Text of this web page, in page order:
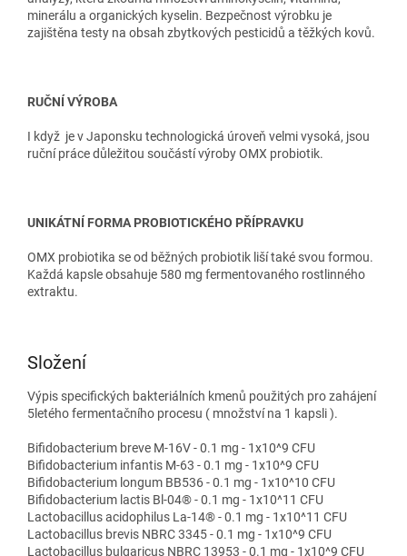
minerálu a organických kyselin. Bezpečnost výrobku je
zajištěna testy na obsah zbytkových pesticidů a těžkých kovů.
RUČNÍ VÝROBA
I když je v Japonsku technologická úroveň velmi vysoká, jsou
ruční práce důležitou součástí výroby OMX probiotik.
UNIKÁTNÍ FORMA PROBIOTICKÉHO PŘÍPRAVKU
OMX probiotika se od běžných probiotik liší také svou formou.
Každá kapsle obsahuje 580 mg fermentovaného rostlinného
extraktu.
Složení
Výpis specifických bakteriálních kmenů použitých pro zahájení
5letého fermentačního procesu ( množství na 1 kapsli ).
Bifidobacterium breve M-16V - 0.1 mg - 1x10^9 CFU
Bifidobacterium infantis M-63 - 0.1 mg - 1x10^9 CFU
Bifidobacterium longum BB536 - 0.1 mg - 1x10^10 CFU
Bifidobacterium lactis Bl-04® - 0.1 mg - 1x10^11 CFU
Lactobacillus acidophilus La-14® - 0.1 mg - 1x10^11 CFU
Lactobacillus brevis NBRC 3345 - 0.1 mg - 1x10^9 CFU
Lactobacillus bulgaricus NBRC 13953 - 0.1 mg - 1x10^9 CFU